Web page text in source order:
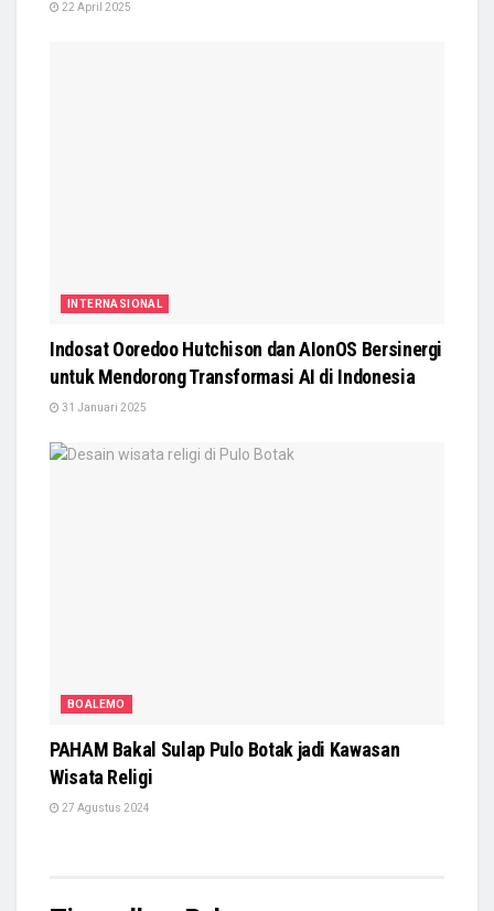
22 April 2025
INTERNASIONAL
Indosat Ooredoo Hutchison dan AIonOS Bersinergi
untuk Mendorong Transformasi AI di Indonesia
31 Januari 2025
BOALEMO
PAHAM Bakal Sulap Pulo Botak jadi Kawasan
Wisata Religi
27 Agustus 2024